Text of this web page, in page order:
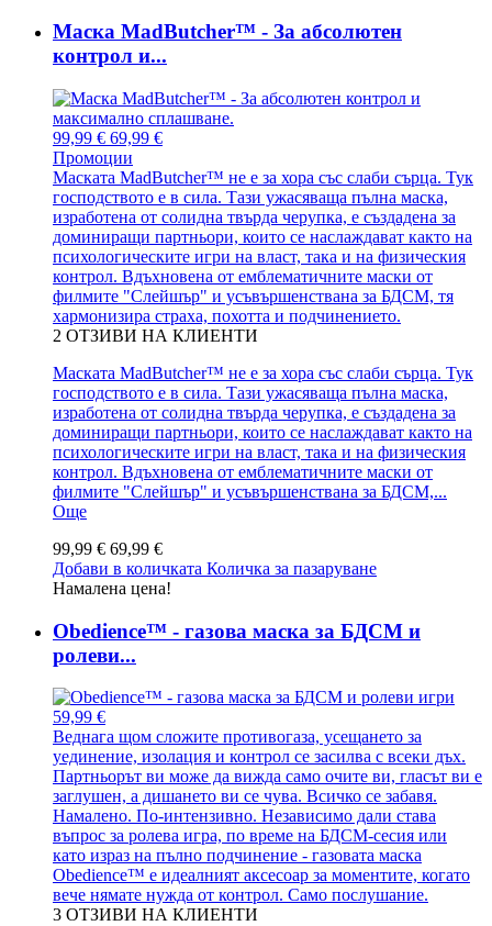
Маска MadButcher™ - За абсолютен
контрол и...
99,99 € 69,99 €
Промоции
Маската MadButcher™ не е за хора със слаби сърца. Тук
господството е в сила. Тази ужасяваща пълна маска,
изработена от солидна твърда черупка, е създадена за
доминиращи партньори, които се наслаждават както на
психологическите игри на власт, така и на физическия
контрол. Вдъхновена от емблематичните маски от
филмите "Слейшър" и усъвършенствана за БДСМ, тя
хармонизира страха, похотта и подчинението.
2 ОТЗИВИ НА КЛИЕНТИ
Маската MadButcher™ не е за хора със слаби сърца. Тук
господството е в сила. Тази ужасяваща пълна маска,
изработена от солидна твърда черупка, е създадена за
доминиращи партньори, които се наслаждават както на
психологическите игри на власт, така и на физическия
контрол. Вдъхновена от емблематичните маски от
филмите "Слейшър" и усъвършенствана за БДСМ,...
Още
99,99 € 69,99 €
Добави в количката Количка за пазаруване
Намалена цена!
Obedience™ - газова маска за БДСМ и
ролеви...
59,99 €
Веднага щом сложите противогаза, усещането за
уединение, изолация и контрол се засилва с всеки дъх.
Партньорът ви може да вижда само очите ви, гласът ви е
заглушен, а дишането ви се чува. Всичко се забавя.
Намалено. По-интензивно. Независимо дали става
въпрос за ролева игра, по време на БДСМ-сесия или
като израз на пълно подчинение - газовата маска
Obedience™ е идеалният аксесоар за моментите, когато
вече нямате нужда от контрол. Само послушание.
3 ОТЗИВИ НА КЛИЕНТИ